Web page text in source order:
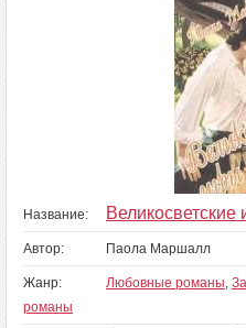
Название: Великосветские
Автор: Паола Маршалл
Жанр: Любовные романы,
романы